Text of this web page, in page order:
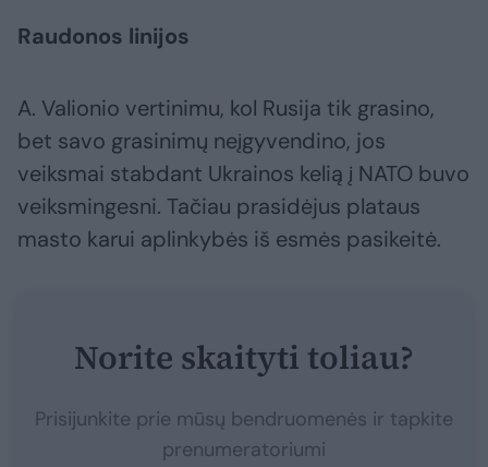
Raudonos linijos
A. Valionio vertinimu, kol Rusija tik grasino,
bet savo grasinimų neįgyvendino, jos
veiksmai stabdant Ukrainos kelią į NATO buvo
veiksmingesni. Tačiau prasidėjus plataus
masto karui aplinkybės iš esmės pasikeitė.
Norite skaityti toliau?
Prisijunkite prie mūsų bendruomenės ir tapkite
prenumeratoriumi